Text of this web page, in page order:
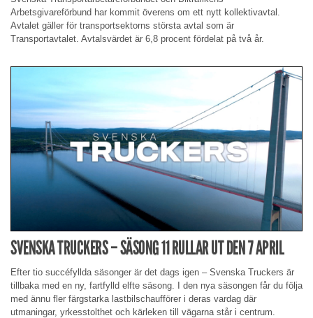
Arbetsgivareförbund har kommit överens om ett nytt kollektivavtal.
Avtalet gäller för transportsektorns största avtal som är
Transportavtalet. Avtalsvärdet är 6,8 procent fördelat på två år.
SVENSKA TRUCKERS – SÄSONG 11 RULLAR UT DEN 7 APRIL
Efter tio succéfyllda säsonger är det dags igen – Svenska Truckers är
tillbaka med en ny, fartfylld elfte säsong. I den nya säsongen får du följa
med ännu fler färgstarka lastbilschaufförer i deras vardag där
utmaningar, yrkesstolthet och kärleken till vägarna står i centrum.